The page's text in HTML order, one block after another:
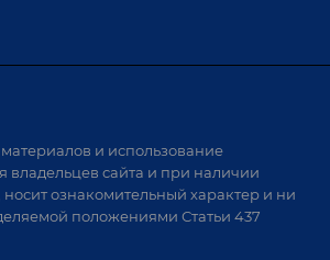
Монтаж
возможности автоматизации
и использование
владельцев сайта и при наличии
ознакомительный характер и ни
положениями Статьи 437